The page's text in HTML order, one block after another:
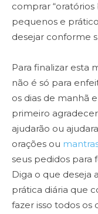
comprar
pequenos e
desejar conforme
Para finalizar esta
não é só para
os dias de manhã
primeiro
ajudarão ou
orações ou
seus pedidos para
Diga o que deseja
prática diária que
fazer isso todos os